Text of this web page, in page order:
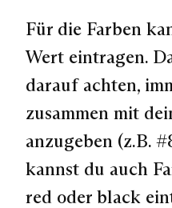
Für die Farben
Wert eintragen.
darauf achten,
zusammen mit
anzugeben (z.B.
kannst du auch
red oder black